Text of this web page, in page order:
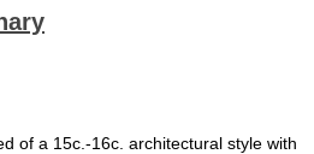
of a 15c.-16c. architectural style with